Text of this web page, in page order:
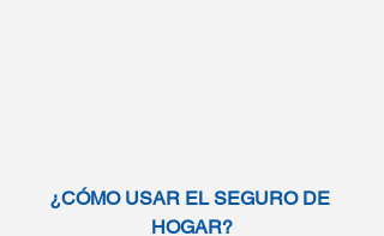
¿CÓMO USAR EL SEGURO DE
HOGAR?